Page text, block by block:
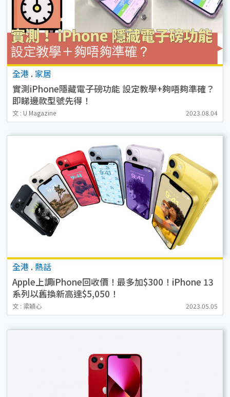
全港 . 家居
實測iPhone隱藏電子磅功能 設定教學+夠唔夠準確？
即睇邊款型號先得！
文 : U Magazine 2023.08.04
全港 . 熱話
Apple上調iPhone回收價！最多加$300！iPhone 13
系列以舊換新高達$5,050！
文 : 梁穎心 2023.05.05